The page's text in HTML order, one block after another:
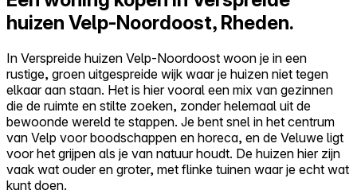
Zelf kopen
Reviews
Prijzen
Log in
Probeer Walter gratis
huizen Velp-Noordoost, Rheden.
In Verspreide huizen Velp-Noordoost woon je in een
rustige, groen uitgespreide wijk waar je huizen niet tegen
elkaar aan staan. Het is hier vooral een mix van gezinnen
die de ruimte en stilte zoeken, zonder helemaal uit de
bewoonde wereld te stappen. Je bent snel in het centrum
van Velp voor boodschappen en horeca, en de Veluwe ligt
voor het grijpen als je van natuur houdt. De huizen hier zijn
vaak wat ouder en groter, met flinke tuinen waar je echt wat
kunt doen.